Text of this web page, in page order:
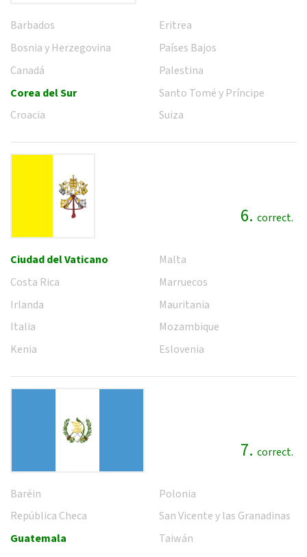
Barbados
Bosnia y Herzegovina
Canadá
Corea del Sur
Croacia
Eritrea
Países Bajos
Palestina
Santo Tomé y Príncipe
Suiza
6. correct.
Ciudad del Vaticano
Costa Rica
Irlanda
Italia
Kenia
Malta
Marruecos
Mauritania
Mozambique
Eslovenia
7. correct.
Baréin
República Checa
Guatemala
Polonia
San Vicente y las Granadinas
Taiwán